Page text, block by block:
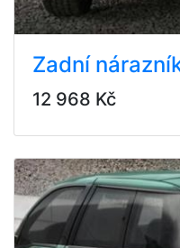
Zadní
12 968 Kč